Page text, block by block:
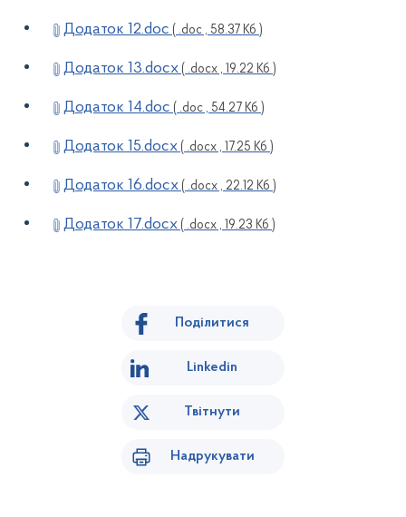
Додаток 12.doc ( .doc , 58.37 Кб )
Додаток 13.docx ( .docx , 19.22 Кб )
Додаток 14.doc ( .doc , 54.27 Кб )
Додаток 15.docx ( .docx , 17.25 Кб )
Додаток 16.docx ( .docx , 22.12 Кб )
Додаток 17.docx ( .docx , 19.23 Кб )
Поділитися
Linkedin
Твітнути
Надрукувати